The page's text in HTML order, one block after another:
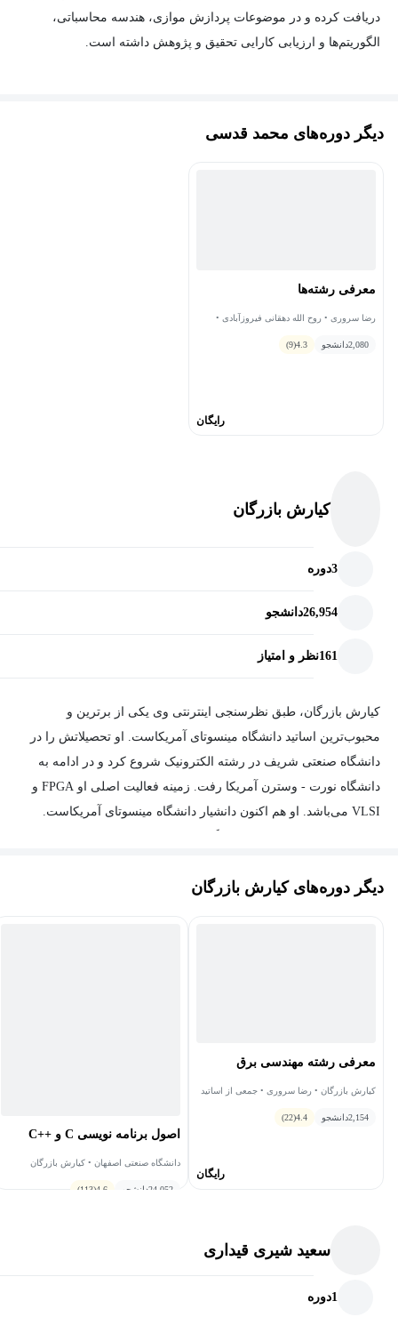
دریافت کرده و در موضوعات پردازش موازی، هندسه محاسباتی،
الگوریتم‌ها و ارزیابی کارایی تحقیق و پژوهش داشته است.
دیگر دوره‌های محمد قدسی
معرفی رشته‌ها
رضا سروری • روح الله دهقانی فیروزآبادی •
مراد کریم پور • رحیم زارع نهندی • امیرحسین
2,080دانشجو 4.3
(9)
رایگان
کیارش بازرگان
3دوره
26,954دانشجو
161نظر و امتیاز
کیارش بازرگان، طبق نظرسنجی اینترنتی وی یکی از برترین و
محبوب‌ترین اساتید دانشگاه مینسوتای آمریکاست. او تحصیلاتش را در
دانشگاه صنعتی شریف در رشته الکترونیک شروع کرد و در ادامه به
دانشگاه نورت - وسترن آمریکا رفت. زمینه فعالیت اصلی او FPGA و
VLSI می‌باشد. او هم اکنون دانشیار دانشگاه مینسوتای آمریکاست.
دیگر دوره‌های کیارش بازرگان
معرفی رشته مهندسی برق
کیارش بازرگان • رضا سروری • جمعی از اساتید
مصطفی فتحی
2,154دانشجو 4.4
(22)
رایگان
اصول برنامه نویسی C و ++C
دانشگاه صنعتی اصفهان • کیارش بازرگان
24,052دانشجو 4.6
(113)
سعید شیری قیداری
1دوره